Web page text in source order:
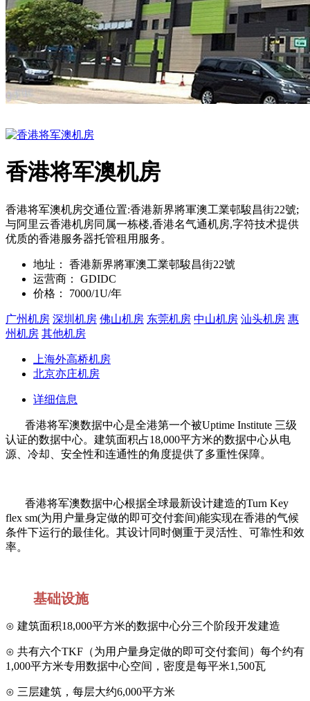
香港将军澳机房
香港将军澳机房交通位置:香港新界將軍澳工業邨駿昌街22號;
与阿里云香港机房同属一栋楼,香港名气通机房,字符技术提供
优质的香港服务器托管租用服务。
地址：
香港新界將軍澳工業邨駿昌街22號
运营商：
GDIDC
价格：
7000/1U/年
广州机房 深圳机房 佛山机房 东莞机房 中山机房 汕头机房 惠
州机房 其他机房
上海外高桥机房
北京亦庄机房
详细信息
香港将军澳数据中心是全港第一个被Uptime Institute 三级
认证的数据中心。建筑面积占18,000平方米的数据中心从电
源、冷却、安全性和连通性的角度提供了多重性保障。
香港将军澳数据中心根据全球最新设计建造的Turn Key
flex sm(为用户量身定做的即可交付套间)能实现在香港的气候
条件下运行的最佳化。其设计同时侧重于灵活性、可靠性和效
率。
基础设施
⊙ 建筑面积18,000平方米的数据中心分三个阶段开发建造
⊙ 共有六个TKF（为用户量身定做的即可交付套间）每个约有
1,000平方米专用数据中心空间，密度是每平米1,500瓦
⊙ 三层建筑，每层大约6,000平方米